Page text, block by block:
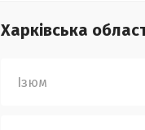
Харківська
Ізюм